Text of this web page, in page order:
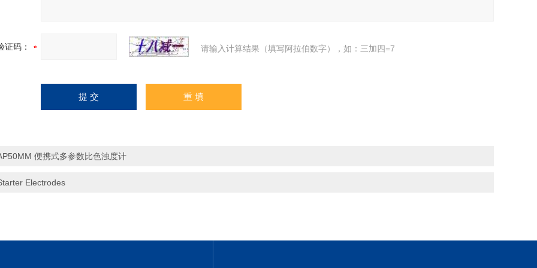
证码： 请输入计算结果（填写阿拉伯数字），如：三加四=7
便携式多参数比色浊度计
Electrodes